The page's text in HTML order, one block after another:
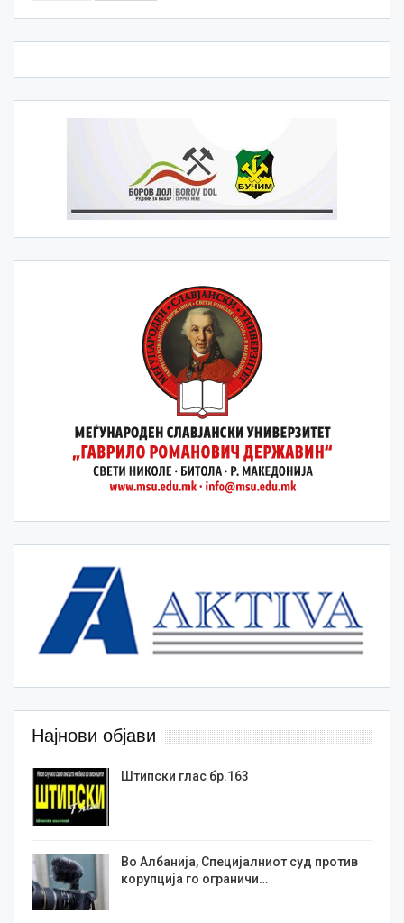
Најнови објави
Штипски глас бр.163
Во Албанија, Специјалниот суд против
корупција го ограничи…